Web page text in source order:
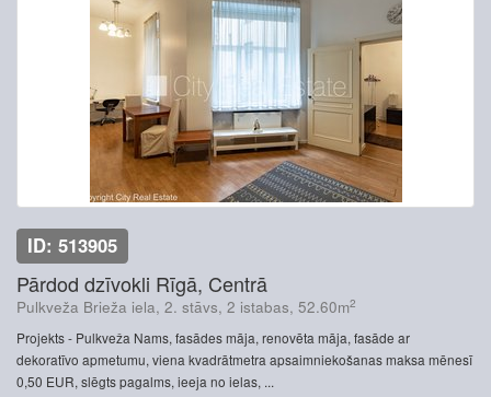
ID: 513905
Pārdod dzīvokli Rīgā, Centrā
Pulkveža Brieža iela, 2. stāvs, 2 istabas, 52.60m2
Projekts - Pulkveža Nams, fasādes māja, renovēta māja, fasāde ar
dekoratīvo apmetumu, viena kvadrātmetra apsaimniekošanas maksa mēnesī
0,50 EUR, slēgts pagalms, ieeja no ielas, ...